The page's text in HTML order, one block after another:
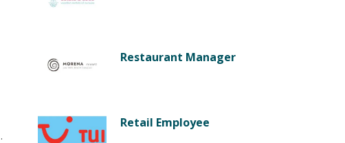
Restaurant Manager
Retail Employee